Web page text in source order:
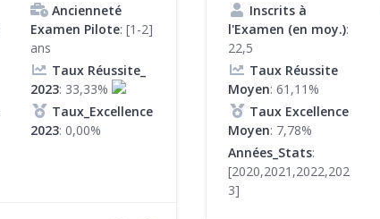
Ancienneté
Examen Pilote: [1-2]
ans
Taux Réussite_
2023: 33,33%
Taux_Excellence
2023: 0,00%
Inscrits à
l'Examen (en moy.):
22,5
Taux Réussite
Moyen: 61,11%
Taux Excellence
Moyen: 7,78%
Années_Stats:
[2020,2021,2022,202
3]